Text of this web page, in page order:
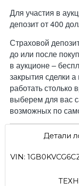
Для участия в
депозит от 400
Страховой
до или после
в аукционе –
закрытия сделки
работать столько
выберем для вас
возможных по
Детали
VIN: